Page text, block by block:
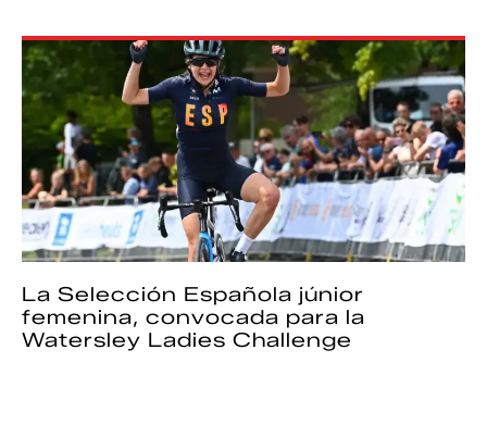
La Selección Española júnior
femenina, convocada para la
Watersley Ladies Challenge